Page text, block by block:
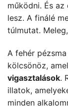
működni. És
lesz. A finálé
túlmutat.
A fehér
kölcsönöz,
vigasztalások.
illatok,
minden